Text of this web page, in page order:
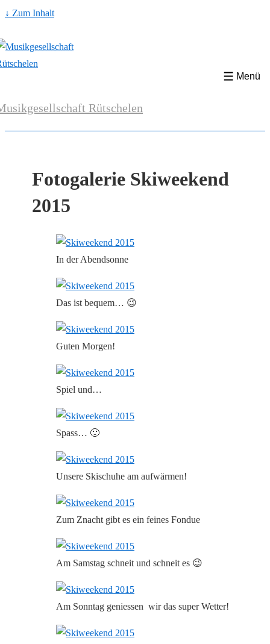
↓ Zum Inhalt
Rütschelen
Menü
Fotogalerie Skiweekend
2015
In der Abendsonne
Das ist bequem… 😉
Guten Morgen!
Spiel und…
Spass… 🙂
Unsere Skischuhe am aufwärmen!
Zum Znacht gibt es ein feines Fondue
Am Samstag schneit und schneit es 😉
Am Sonntag geniessen wir das super Wetter!